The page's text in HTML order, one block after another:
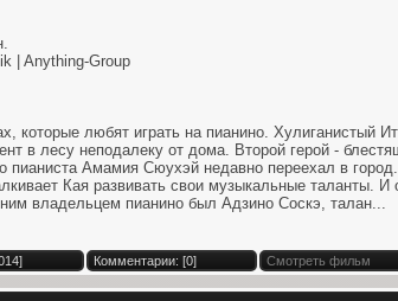
| Anything-Group
которые любят играть на пианино. Хулиганистый
в лесу неподалеку от дома. Второй герой -
пианиста Амамия Сюухэй недавно переехал в
Кая развивать свои музыкальные таланты. И
владельцем пианино был Адзино Соскэ, талан...
Комментарии: [0] Смотреть фильм